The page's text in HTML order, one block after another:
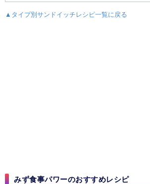
▲タイプ別サンドイッチレシピ一覧に戻る
みず食事パワーのおすすめレシピ​​